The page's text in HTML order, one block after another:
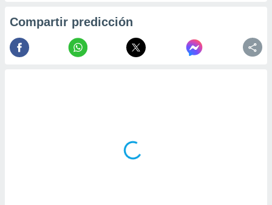
Compartir predicción